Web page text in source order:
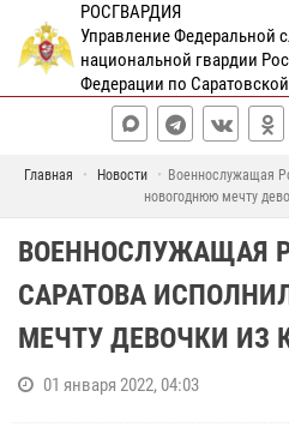
РОСГВАРДИЯ
Управление Федеральной
национальной гвардии
Федерации по
Главная Новости
Военнослужащая
новогоднюю мечту
ВОЕННОСЛУЖАЩАЯ
САРАТОВА
МЕЧТУ ДЕВОЧКИ ИЗ
01 января 2022, 04:03